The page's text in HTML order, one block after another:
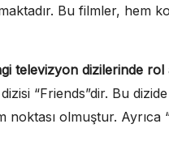
Bu filmler, hem
televizyon dizilerinde rol
“Friends”dir. Bu
noktası olmuştur.